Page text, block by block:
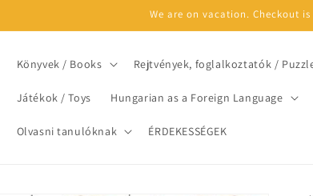
We are on vacation. Checkout
Könyvek / Books Rejtvények, foglalkoztatók /
Játékok / Toys Hungarian as a Foreign Language
Olvasni tanulóknak ÉRDEKESSÉGEK